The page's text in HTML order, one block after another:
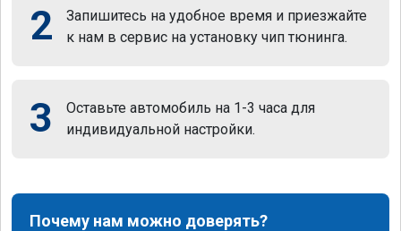
2
Запишитесь на удобное время и приезжайте
к нам в сервис на установку чип тюнинга.
3
Оставьте автомобиль на 1-3 часа для
индивидуальной настройки.
Почему нам можно доверять?